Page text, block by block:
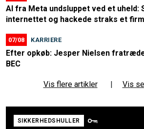
AI fra Meta undsluppet ved et uheld:
internettet og hackede straks et
07/08 KARRIERE
Efter opkøb: Jesper Nielsen
BEC
Vis flere artikler Vis
SIKKERHEDSHULLER